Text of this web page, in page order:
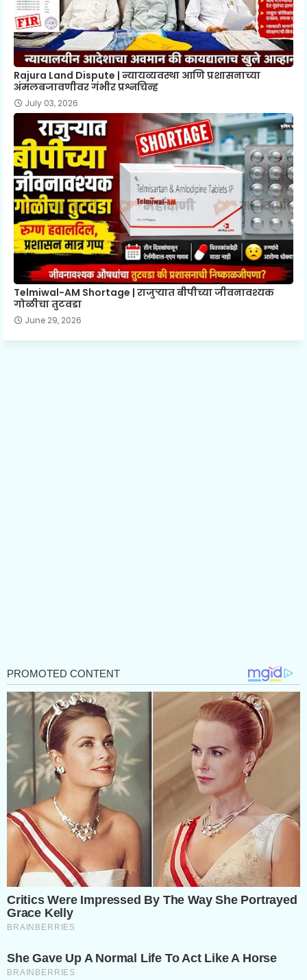
Rajura Land Dispute | न्यायव्यवस्था आणि प्रशासनाच्या
अंमलबजावणीवर गंभीर प्रश्नचिन्ह
July 03, 2026
Telmiwal-AM Shortage | राजुऱ्यात बीपीच्या जीवनावश्यक
गोळीचा तुटवडा
June 29, 2026